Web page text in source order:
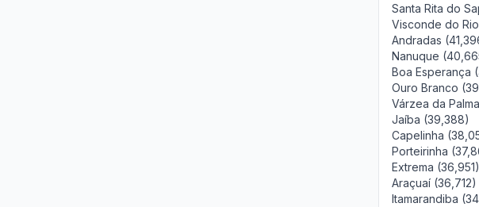
Santa Rita do
Visconde do
Andradas
Nanuque
Boa Esperança
Ouro Branco
Várzea da
Jaíba (39,388)
Capelinha
Porteirinha
Extrema (36,951)
Araçuaí (36,712)
Itamarandiba